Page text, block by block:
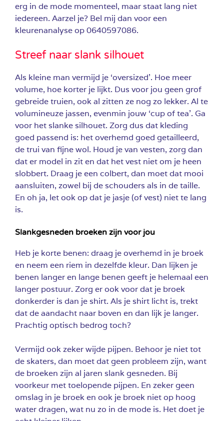
erg in de mode momenteel, maar staat lang niet
iedereen. Aarzel je? Bel mij dan voor een
kleurenanalyse op 0640597086.
Streef naar slank silhouet
Als kleine man vermijd je ‘oversized’. Hoe meer
volume, hoe korter je lijkt. Dus voor jou geen grof
gebreide truien, ook al zitten ze nog zo lekker. Al te
volumineuze jassen, evenmin jouw ‘cup of tea’. Ga
voor het slanke silhouet. Zorg dus dat kleding
goed passend is: het overhemd goed getailleerd,
de trui van fijne wol. Houd je van vesten, zorg dan
dat er model in zit en dat het vest niet om je heen
slobbert. Draag je een colbert, dan moet dat mooi
aansluiten, zowel bij de schouders als in de taille.
En oh ja, let ook op dat je jasje (of vest) niet te lang
is.
Slankgesneden broeken zijn voor jou
Heb je korte benen: draag je overhemd in je broek
en neem een riem in dezelfde kleur. Dan lijken je
benen langer en lange benen geeft je helemaal een
langer postuur. Zorg er ook voor dat je broek
donkerder is dan je shirt. Als je shirt licht is, trekt
dat de aandacht naar boven en dan lijk je langer.
Prachtig optisch bedrog toch?
Vermijd ook zeker wijde pijpen. Behoor je niet tot
de skaters, dan moet dat geen probleem zijn, want
de broeken zijn al jaren slank gesneden. Bij
voorkeur met toelopende pijpen. En zeker geen
omslag in je broek en ook je broek niet op hoog
water dragen, wat nu zo in de mode is. Het doet je